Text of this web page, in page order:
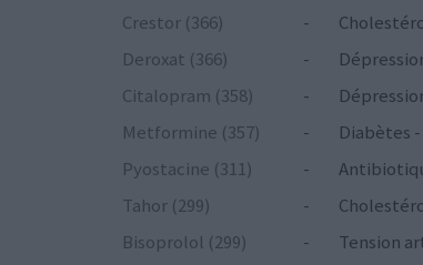
Crestor (366)
-
Deroxat (366)
-
Citalopram (358)
-
Metformine (357)
-
Diabètes
Pyostacine (311)
-
Tahor (299)
-
Bisoprolol (299)
-
Tension